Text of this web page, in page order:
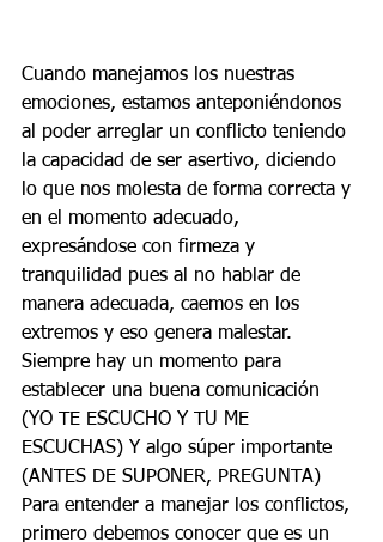
Cuando manejamos los nuestras
emociones, estamos anteponiéndonos
al poder arreglar un conflicto teniendo
la capacidad de ser asertivo, diciendo
lo que nos molesta de forma correcta y
en el momento adecuado,
expresándose con firmeza y
tranquilidad pues al no hablar de
manera adecuada, caemos en los
extremos y eso genera malestar.
Siempre hay un momento para
establecer una buena comunicación
(YO TE ESCUCHO Y TU ME
ESCUCHAS) Y algo súper importante
(ANTES DE SUPONER, PREGUNTA)
Para entender a manejar los conflictos,
primero debemos conocer que es un